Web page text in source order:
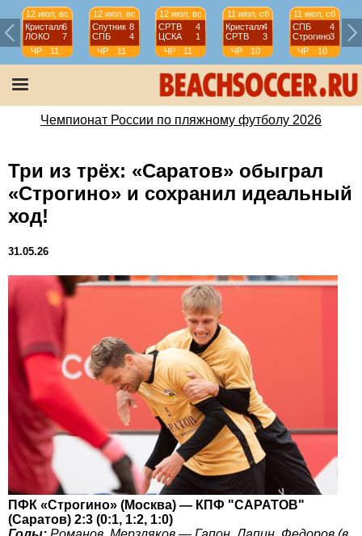
12 июл, вс
Кристалл6
ЛОКО
7
ЧР
11
тур
12 июл, вс
Спутник 8
СПБ
4
ЧР
11
тур
12 июл, вс
СРТВ
4
ЦСКА
1
ЧР
11
тур
11 июл, сб
Кристалл4
СРТВ
3
ЧР
10
тур
11 июл, сб
СПБ
4
Строгино3
ЧР
10
тур
Чемпионат России по пляжному футболу 2026
Три из трёх: «Саратов» обыграл
«Строгино» и сохранил идеальный
ход!
31.05.26
ПФК «Строгино» (Москва) — КПФ "САРАТОВ"
(Саратов) 2:3 (0:1, 1:2, 1:0)